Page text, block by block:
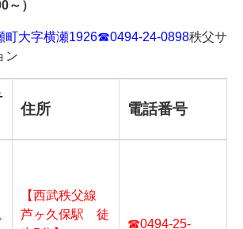
～）
町大字横瀬1926☎0494-24-0898秩父サ
ン
住所 電話番号
【西武秩父線
芦ヶ久保駅 徒
☎0494-25-